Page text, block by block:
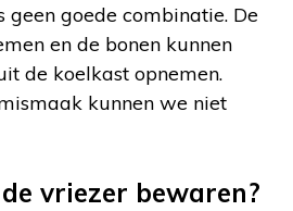
geen goede combinatie. De
en de bonen kunnen
de koelkast opnemen.
kunnen we niet
vriezer bewaren?